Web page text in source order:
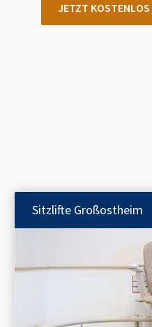
JETZT KOSTENLOS
Sitzlifte Großostheim